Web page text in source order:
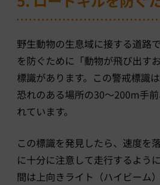
野生動物の生息域に接する道路
を防ぐために「動物が飛び出す
標識があります。この警戒標識
恐れのある場所の30～200m手
れています。
この標識を発見したら、速度を
に十分に注意して走行するよう
間は上向きライト（ハイビーム